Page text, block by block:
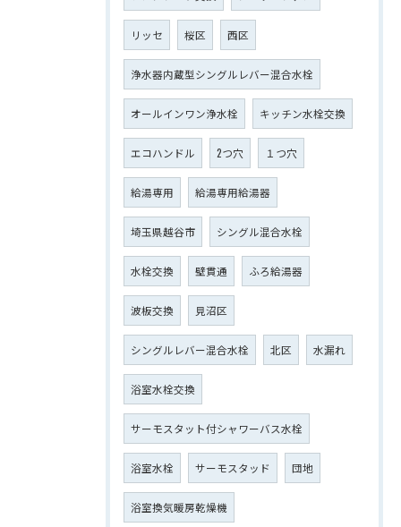
リッセ 桜区 西区
浄水器内蔵型シングルレバー混合水栓
オールインワン浄水栓 キッチン水栓交換
エコハンドル 2つ穴 １つ穴
給湯専用 給湯専用給湯器
埼玉県越谷市 シングル混合水栓
水栓交換 壁貫通 ふろ給湯器
波板交換 見沼区
シングルレバー混合水栓 北区 水漏れ
浴室水栓交換
サーモスタット付シャワーバス水栓
浴室水栓 サーモスタッド 団地
浴室換気暖房乾燥機